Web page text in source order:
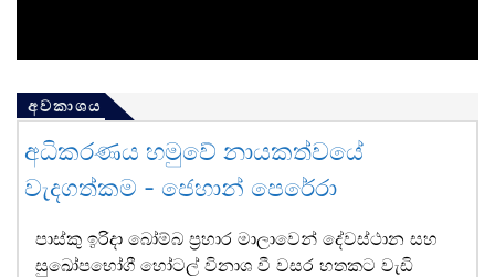
අවකාශය
අධිකරණය හමුවේ නායකත්වයේ
වැදගත්කම - ජෙහාන් පෙරේරා
පාස්කු ඉරිදා බෝම්බ ප්‍රහාර මාලාවෙන් දේවස්ථාන සහ
සුඛෝපභෝගී හෝටල් විනාශ වී වසර හතකට වැඩි